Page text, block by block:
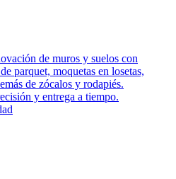
de muros y suelos con
parquet, moquetas en losetas,
de zócalos y rodapiés.
y entrega a tiempo.